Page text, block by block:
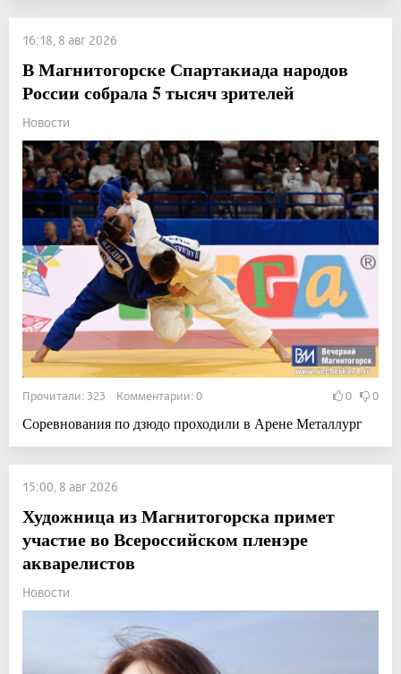
16:18, 8 авг 2026
В Магнитогорске Спартакиада народов
России собрала 5 тысяч зрителей
Новости
Прочитали: 323 Комментарии: 0 0 0
Соревнования по дзюдо проходили в Арене Металлург
15:00, 8 авг 2026
Художница из Магнитогорска примет
участие во Всероссийском пленэре
акварелистов
Новости